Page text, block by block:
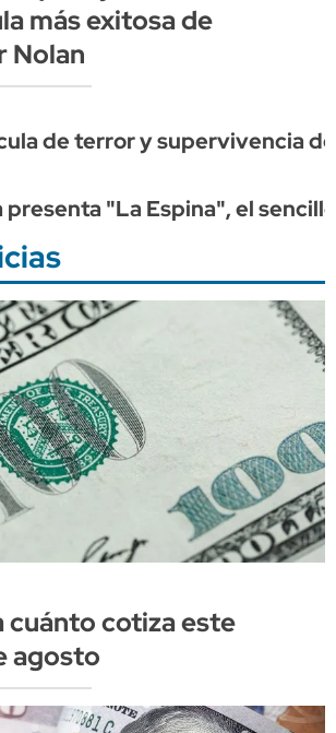
más exitosa de
Nolan
de terror y supervivencia
presenta "La Espina", el
cuánto cotiza este
agosto